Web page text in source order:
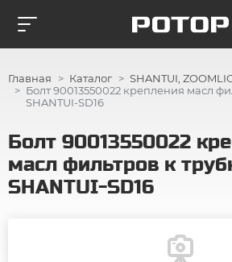
Главная Каталог
SHANTUI,
Болт 90013550022 крепления масл
SHANTUI-SD16
Болт 90013550022
масл фильтров к
SHANTUI-SD16